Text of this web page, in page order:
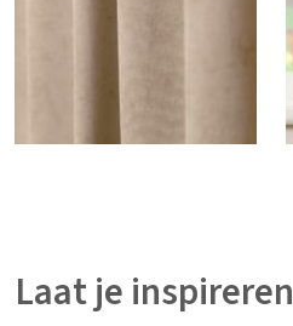
Laat je inspireren